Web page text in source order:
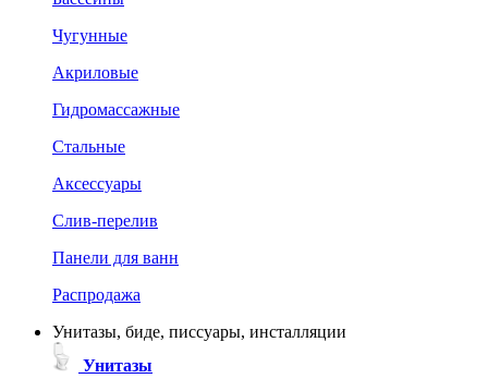
Чугунные
Акриловые
Гидромассажные
Стальные
Аксессуары
Слив-перелив
Панели для ванн
Распродажа
Унитазы, биде, писсуары, инсталляции
Унитазы